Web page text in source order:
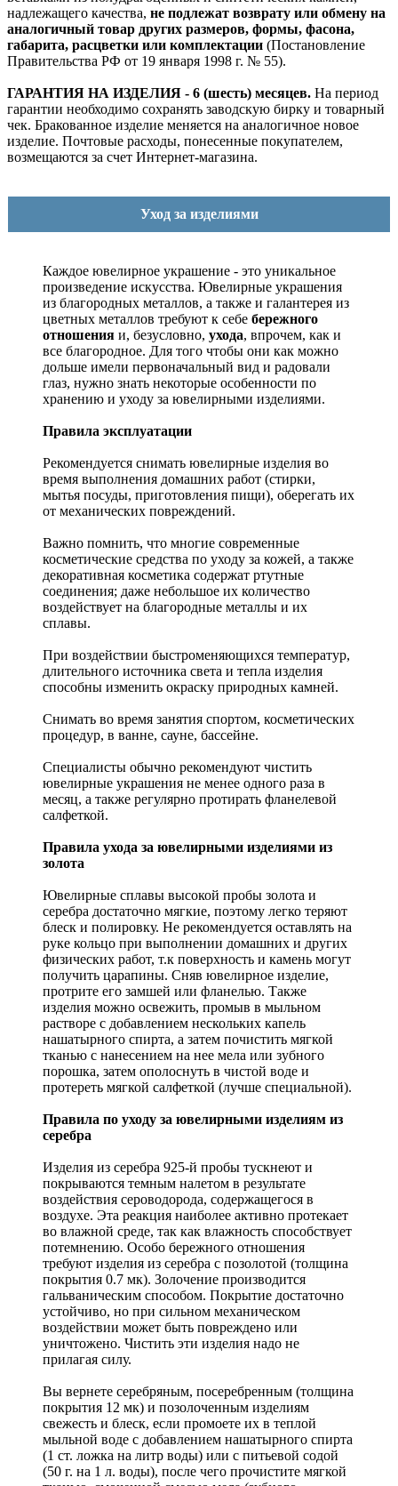
надлежащего качества, не подлежат возврату или обмену на
аналогичный товар других размеров, формы, фасона,
габарита, расцветки или комплектации (Постановление
Правительства РФ от 19 января 1998 г. № 55).
ГАРАНТИЯ НА ИЗДЕЛИЯ - 6 (шесть) месяцев. На период
гарантии необходимо сохранять заводскую бирку и товарный
чек. Бракованное изделие меняется на аналогичное новое
изделие. Почтовые расходы, понесенные покупателем,
возмещаются за счет Интернет-магазина.
Уход за изделиями
Каждое ювелирное украшение - это уникальное
произведение искусства. Ювелирные украшения
из благородных металлов, а также и галантерея из
цветных металлов требуют к себе бережного
отношения и, безусловно, ухода, впрочем, как и
все благородное. Для того чтобы они как можно
дольше имели первоначальный вид и радовали
глаз, нужно знать некоторые особенности по
хранению и уходу за ювелирными изделиями.
Правила эксплуатации
Рекомендуется снимать ювелирные изделия во
время выполнения домашних работ (стирки,
мытья посуды, приготовления пищи), оберегать их
от механических повреждений.
Важно помнить, что многие современные
косметические средства по уходу за кожей, а также
декоративная косметика содержат ртутные
соединения; даже небольшое их количество
воздействует на благородные металлы и их
сплавы.
При воздействии быстроменяющихся температур,
длительного источника света и тепла изделия
способны изменить окраску природных камней.
Снимать во время занятия спортом, косметических
процедур, в ванне, сауне, бассейне.
Специалисты обычно рекомендуют чистить
ювелирные украшения не менее одного раза в
месяц, а также регулярно протирать фланелевой
салфеткой.
Правила ухода за ювелирными изделиями из
золота
Ювелирные сплавы высокой пробы золота и
серебра достаточно мягкие, поэтому легко теряют
блеск и полировку. Не рекомендуется оставлять на
руке кольцо при выполнении домашних и других
физических работ, т.к поверхность и камень могут
получить царапины. Сняв ювелирное изделие,
протрите его замшей или фланелью. Также
изделия можно освежить, промыв в мыльном
растворе с добавлением нескольких капель
нашатырного спирта, а затем почистить мягкой
тканью с нанесением на нее мела или зубного
порошка, затем ополоснуть в чистой воде и
протереть мягкой салфеткой (лучше специальной).
Правила по уходу за ювелирными изделиям из
серебра
Изделия из серебра 925-й пробы тускнеют и
покрываются темным налетом в результате
воздействия сероводорода, содержащегося в
воздухе. Эта реакция наиболее активно протекает
во влажной среде, так как влажность способствует
потемнению. Особо бережного отношения
требуют изделия из серебра с позолотой (толщина
покрытия 0.7 мк). Золочение производится
гальваническим способом. Покрытие достаточно
устойчиво, но при сильном механическом
воздействии может быть повреждено или
уничтожено. Чистить эти изделия надо не
прилагая силу.
Вы вернете серебряным, посеребренным (толщина
покрытия 12 мк) и позолоченным изделиям
свежесть и блеск, если промоете их в теплой
мыльной воде с добавлением нашатырного спирта
(1 ст. ложка на литр воды) или с питьевой содой
(50 г. на 1 л. воды), после чего прочистите мягкой